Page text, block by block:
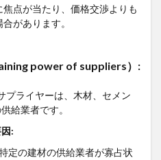
点が当たり、価格交渉よりも
があります。
power of suppliers） :
プライヤーは、木材、セメン
給業者です。
:
定の建材の供給業者が寡占状